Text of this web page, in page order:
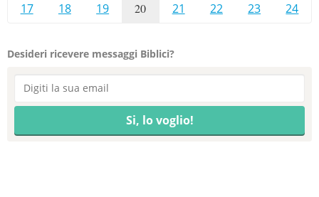
17
18 19 20 21 22 23 24
Desideri ricevere messaggi Biblici?